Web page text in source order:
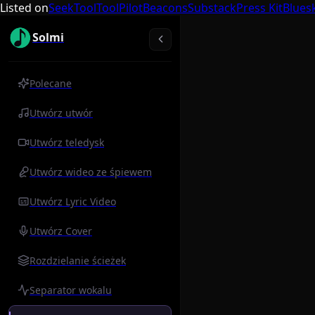
Listed onSeekToolToolPilotBeaconsSubstackPress Kit
Solmi
Polecane
Utwórz utwór
Utwórz teledysk
Utwórz wideo ze śpiewem
Utwórz Lyric Video
Utwórz Cover
Rozdzielanie ścieżek
Separator wokalu